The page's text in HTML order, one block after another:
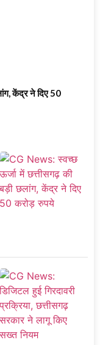
केंद्र ने दिए 50